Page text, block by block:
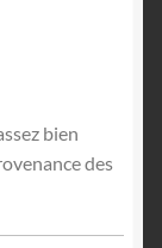
bien
des